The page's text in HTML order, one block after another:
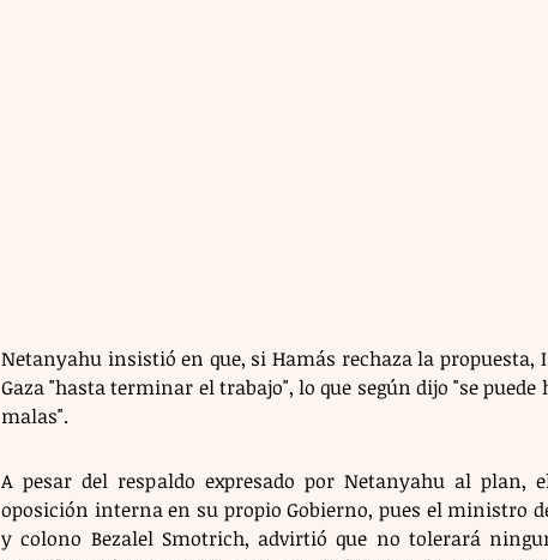
Netanyahu insistió en que, si Hamás rechaza la propuesta,
Gaza "hasta terminar el trabajo", lo que según dijo "se
malas".
A pesar del respaldo expresado por Netanyahu al
oposición interna en su propio Gobierno, pues el ministro
y colono Bezalel Smotrich, advirtió que no tolerará